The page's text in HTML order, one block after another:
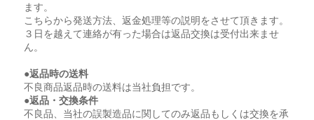
ます。
こちらから発送方法、返金処理等の説明をさせて頂きます。
３日を越えて連絡が有った場合は返品交換は受付出来ませ
ん。
●返品時の送料
不良商品返品時の送料は当社負担です。
●返品・交換条件
不良品、当社の誤製造品に関してのみ返品もしくは交換を承